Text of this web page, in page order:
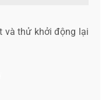
và thử khởi động lại